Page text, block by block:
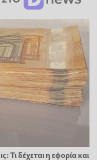
Τι δέχεται η εφορία και